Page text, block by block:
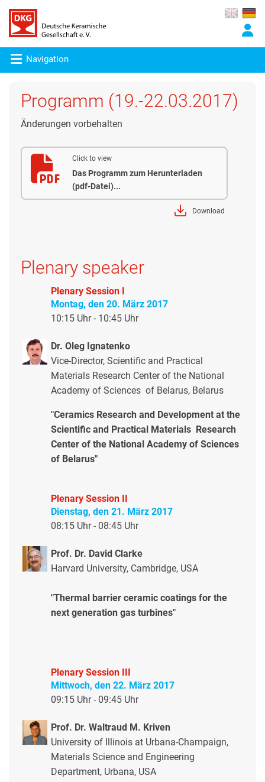
Navigation
Programm (19.-22.03.2017)
Änderungen vorbehalten
Click to view
Das Programm zum Herunterladen
(pdf-Datei)...
Download
Plenary speaker
Plenary Session I
Montag, den 20. März 2017
10:15 Uhr - 10:45 Uhr
Dr. Oleg Ignatenko
Vice-Director, Scientific and Practical
Materials Research Center of the National
Academy of Sciences of Belarus, Belarus
"Ceramics Research and Development at the
Scientific and Practical Materials Research
Center of the National Academy of Sciences
of Belarus"
Plenary Session II
Dienstag, den 21. März 2017
08:15 Uhr - 08:45 Uhr
Prof. Dr. David Clarke
Harvard University, Cambridge, USA
"Thermal barrier ceramic coatings for the
next generation gas turbines"
Plenary Session III
Mittwoch, den 22. März 2017
09:15 Uhr - 09:45 Uhr
Prof. Dr. Waltraud M. Kriven
University of Illinois at Urbana-Champaign,
Materials Science and Engineering
Department, Urbana, USA